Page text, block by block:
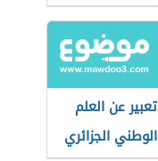
المجتمع
تعبير عن العلم
الوطني الجزائري